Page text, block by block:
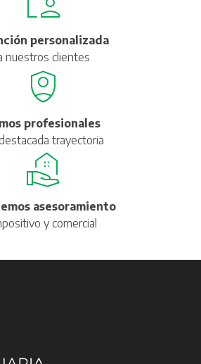
personalizada
nuestros clientes
profesionales
trayectoria
asesoramiento
y comercial